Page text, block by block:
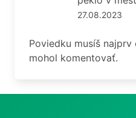
27.08.2023
Poviedku musíš
mohol komentovať.